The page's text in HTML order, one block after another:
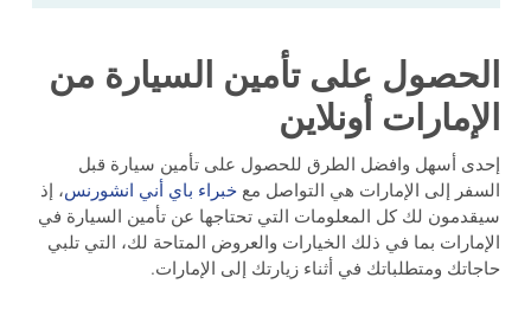
الحصول على تأمين السيارة من
الإمارات أونلاين
إحدى أسهل وافضل الطرق للحصول على تأمين سيارة قبل
السفر إلى الإمارات هي التواصل معخبراء باي أني انشورنس، إذ
سيقدمون لك كل المعلومات التي تحتاجها عن تأمين السيارة في
الإمارات بما في ذلك الخيارات والعروض المتاحة لك، التي تلبي
حاجاتك ومتطلباتك في أثناء زيارتك إلى الإمارات.